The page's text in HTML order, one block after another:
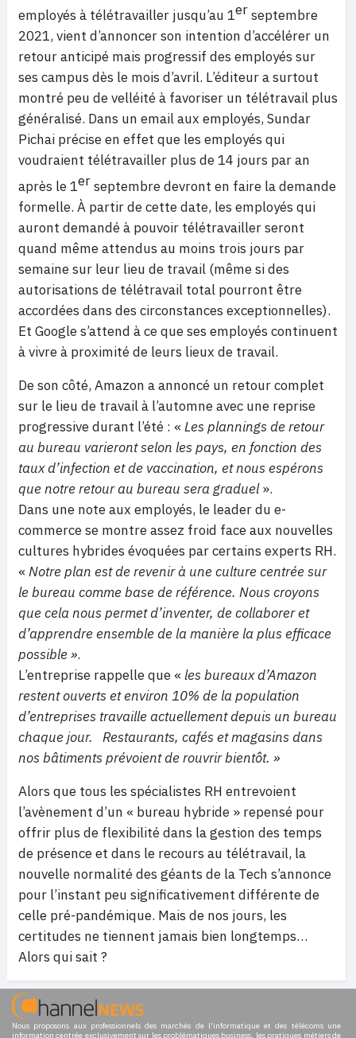
employés à télétravailler jusqu’au 1erseptembre
2021, vient d’annoncer son intention d’accélérer un
retour anticipé mais progressif des employés sur
ses campus dès le mois d’avril. L’éditeur a surtout
montré peu de velléité à favoriser un télétravail plus
généralisé. Dans un email aux employés, Sundar
Pichai précise en effet que les employés qui
voudraient télétravailler plus de 14 jours par an
après le 1erseptembre devront en faire la demande
formelle. À partir de cette date, les employés qui
auront demandé à pouvoir télétravailler seront
quand même attendus au moins trois jours par
semaine sur leur lieu de travail (même si des
autorisations de télétravail total pourront être
accordées dans des circonstances exceptionnelles).
Et Google s’attend à ce que ses employés continuent
à vivre à proximité de leurs lieux de travail.
De son côté, Amazon a annoncé un retour complet
sur le lieu de travail à l’automne avec une reprise
progressive durant l’été : « Les plannings de retour
au bureau varieront selon les pays, en fonction des
taux d’infection et de vaccination, et nous espérons
que notre retour au bureau sera graduel».
Dans une note aux employés, le leader du e-
commerce se montre assez froid face aux nouvelles
cultures hybrides évoquées par certains experts RH.
« Notre plan est de revenir à une culture centrée sur
le bureau comme base de référence. Nous croyons
que cela nous permet d’inventer, de collaborer et
d’apprendre ensemble de la manière la plus efficace
possible ».
L’entreprise rappelle que « les bureaux d’Amazon
restent ouverts et environ 10% de la population
d’entreprises travaille actuellement depuis un bureau
chaque jour. Restaurants, cafés et magasins dans
nos bâtiments prévoient de rouvrir bientôt. »
Alors que tous les spécialistes RH entrevoient
l’avènement d’un « bureau hybride » repensé pour
offrir plus de flexibilité dans la gestion des temps
de présence et dans le recours au télétravail, la
nouvelle normalité des géants de la Tech s’annonce
pour l’instant peu significativement différente de
celle pré-pandémique. Mais de nos jours, les
certitudes ne tiennent jamais bien longtemps…
Alors qui sait ?
Nous proposons aux professionnels des marchés de l'informatique et des télécoms une
information centrée exclusivement sur les problématiques business, les pratiques métiers de